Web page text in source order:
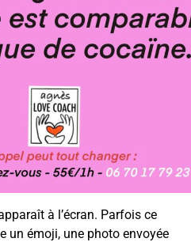
à l’écran. Parfois ce
un émoji, une photo envoyée